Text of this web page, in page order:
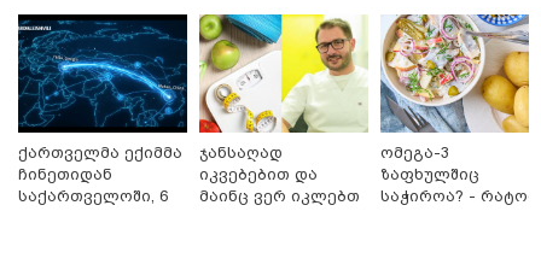
ქართველმა ექიმმა
ჩინეთიდან
საქართველოში, 6
ჯანსაღად
იკვებებით და
მაინც ვერ იკლებთ
ომეგა-3
ზაფხულშიც
საჭიროა? - რატომ